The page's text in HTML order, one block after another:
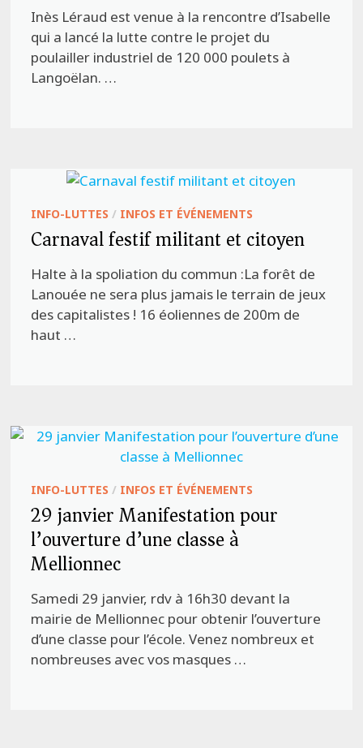
Inès Léraud est venue à la rencontre d’Isabelle
qui a lancé la lutte contre le projet du
poulailler industriel de 120 000 poulets à
Langoëlan. …
INFO-LUTTES / INFOS ET ÉVÉNEMENTS
Carnaval festif militant et citoyen
Halte à la spoliation du commun :La forêt de
Lanouée ne sera plus jamais le terrain de jeux
des capitalistes ! 16 éoliennes de 200m de
haut …
INFO-LUTTES / INFOS ET ÉVÉNEMENTS
29 janvier Manifestation pour
l’ouverture d’une classe à
Mellionnec
Samedi 29 janvier, rdv à 16h30 devant la
mairie de Mellionnec pour obtenir l’ouverture
d’une classe pour l’école. Venez nombreux et
nombreuses avec vos masques …